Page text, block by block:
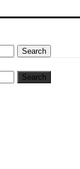
Search
Search